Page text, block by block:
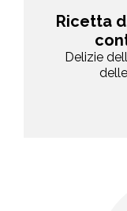
Ricetta
Delizie